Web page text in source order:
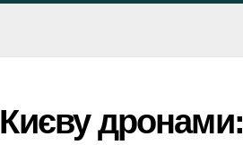
дронами: